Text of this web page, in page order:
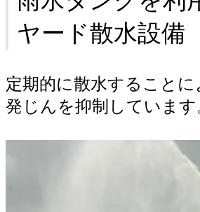
ヤード散水設備
定期的に散水すること
発じんを抑制しています